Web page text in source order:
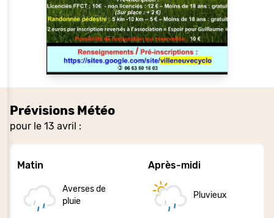
Prévisions Météo
pour le 13 avril :
Matin
Averses de
pluie
Après-midi
Pluvieux